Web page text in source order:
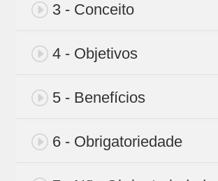
3 - Conceito
4 - Objetivos
5 - Benefícios
6 - Obrigatoriedade